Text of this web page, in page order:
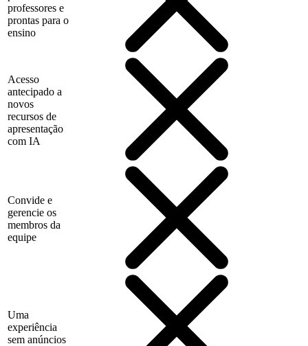
professores e
prontas para o
ensino
Acesso
antecipado a
novos
recursos de
apresentação
com IA
Convide e
gerencie os
membros da
equipe
Uma
experiência
sem anúncios